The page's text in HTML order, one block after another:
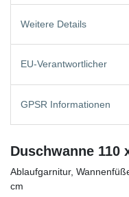
Weitere Details
EU-Verantwortlicher
GPSR Informationen
Duschwanne 110
Ablaufgarnitur,
cm